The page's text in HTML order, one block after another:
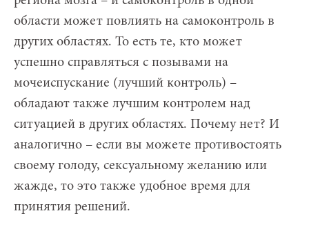
области может повлиять на самоконтроль в
других областях. То есть те, кто может
успешно справляться с позывами на
мочеиспускание (лучший контроль) –
обладают также лучшим контролем над
ситуацией в других областях. Почему нет? И
аналогично – если вы можете противостоять
своему голоду, сексуальному желанию или
жажде, то это также удобное время для
принятия решений.